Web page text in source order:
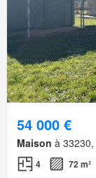
54 000 €
Maison à
4 72 m²